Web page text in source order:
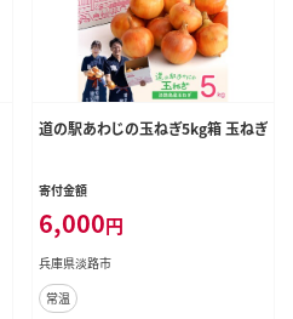
道の駅あわじの玉ねぎ5kg箱 玉ねぎ
寄付金額
6,000円
兵庫県淡路市
常温